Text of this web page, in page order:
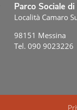
Parco Sociale
Località Camaro
98151 Messina
Tel. 090 9023226